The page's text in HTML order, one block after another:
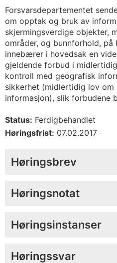
Forsvarsdepartementet
om opptak og bruk av
skjermingsverdige objekter,
områder, og bunnforhold, på
innebærer i hovedsak en
gjeldende forbud i
kontroll med geografisk
sikkerhet (midlertidig lov
informasjon), slik forbudene
Status: Ferdigbehandlet
Høringsfrist: 07.02.2017
Høringsbrev
Høringsnotat
Høringsinstanser
Høringssvar